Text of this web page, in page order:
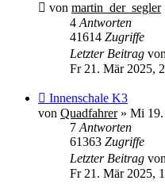
von martin_der_segler
4 Antworten
41614 Zugriffe
Letzter Beitrag von
Fr 21. Mär 2025,
Innenschale K3
von Quadfahrer» Mi 19.
7 Antworten
61363 Zugriffe
Letzter Beitrag von
Fr 21. Mär 2025,